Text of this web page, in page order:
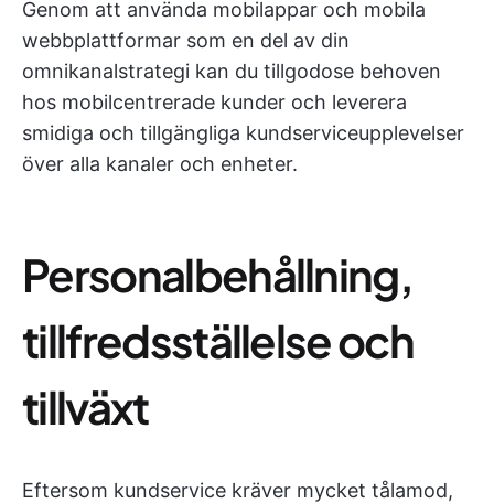
Genom att använda mobilappar och mobila
webbplattformar som en del av din
omnikanalstrategi kan du tillgodose behoven
hos mobilcentrerade kunder och leverera
smidiga och tillgängliga kundserviceupplevelser
över alla kanaler och enheter.
Personalbehållning,
tillfredsställelse och
tillväxt
Eftersom kundservice kräver mycket tålamod,